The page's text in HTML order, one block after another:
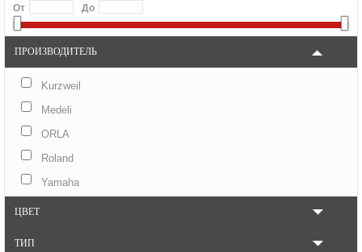
От До
ПРОИЗВОДИТЕЛЬ
Kurzweil
Medeli
ORLA
Roland
Yamaha
ЦВЕТ
ТИП